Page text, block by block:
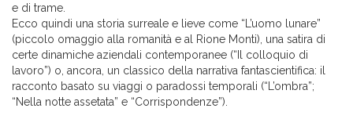
e di trame.
Ecco quindi una storia surreale e lieve come “L’uomo lunare”
(piccolo omaggio alla romanità e al Rione Monti), una satira di
certe dinamiche aziendali contemporanee (“Il colloquio di
lavoro”) o, ancora, un classico della narrativa fantascientifica: il
racconto basato su viaggi o paradossi temporali (“L’ombra”;
“Nella notte assetata” e “Corrispondenze”).